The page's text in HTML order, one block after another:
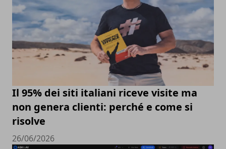
Il 95% dei siti italiani riceve visite ma
non genera clienti: perché e come si
risolve
26/06/2026